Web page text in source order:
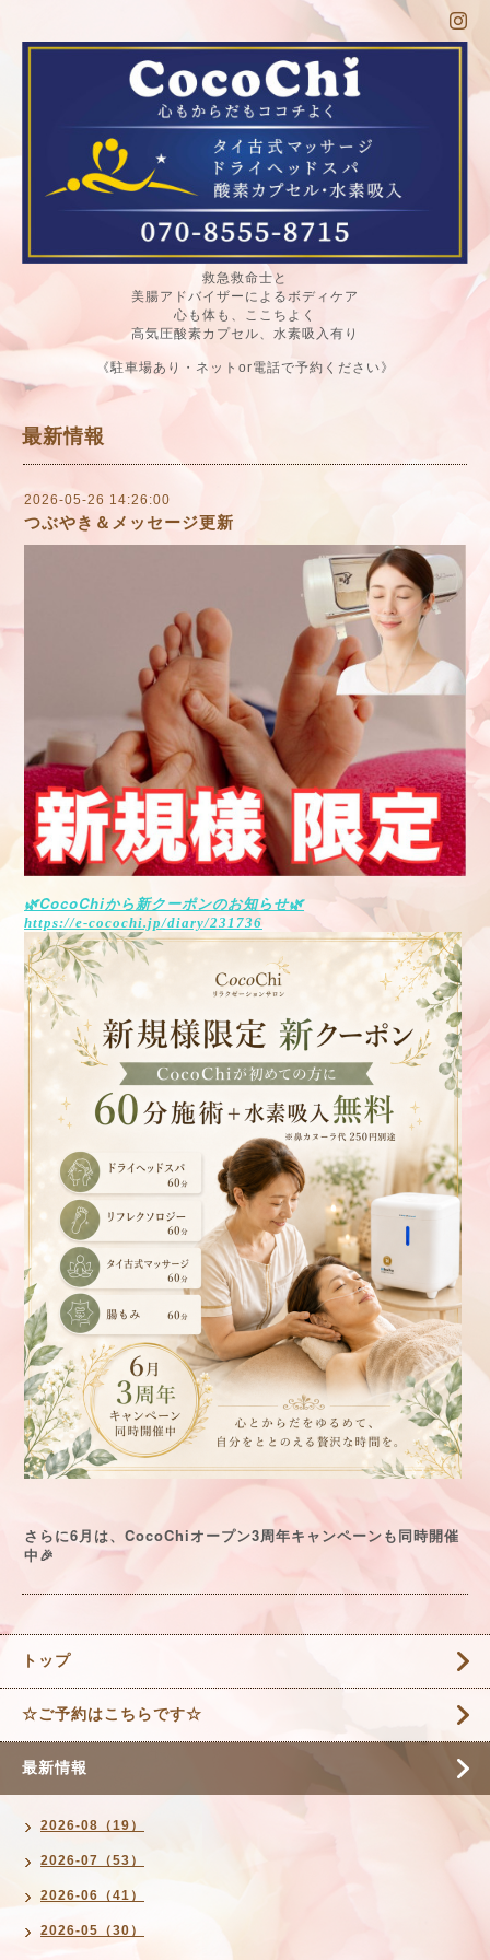
救急救命士と
美腸アドバイザーによるボディケア
心も体も、ここちよく
高気圧酸素カプセル、水素吸入有り
《駐車場あり・ネットor電話で予約ください》
最新情報
2026-05-26 14:26:00
つぶやき＆メッセージ更新
🌿CocoChiから新クーポンのお知らせ🌿
https://e-cocochi.jp/diary/231736
さらに6 月は、 CocoChi オープン3周年キャンペーンも同時開催
中 🎉
トップ
☆ご予約はこちらです☆
最新情報
2026-08（19）
2026-07（53）
2026-06（41）
2026-05（30）